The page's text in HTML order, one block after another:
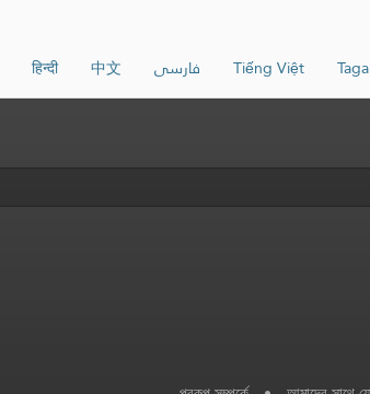
हिन्दी 中文 فارسی Tiếng Việt